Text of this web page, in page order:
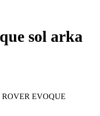
sol arka
EVOQUE